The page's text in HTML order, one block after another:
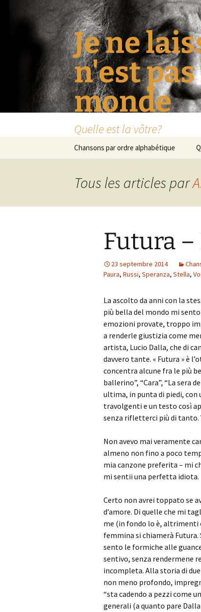
Je ne
n'est
monde
Quelle est la vôtre?
Chansons par ordre alphabétique
Tous les articles par
Futura
23 septembre 2014
Paura, Russi, Speranza, Stella,
La ascolto da anni con la
più bella del mondo mi
emozioni provate, troppo
a renderle giustizia come
artista, Lucio Dalla, che di
davvero tante. « Futura » è
concentra alcune fra le più
ballerino”, “Cara”, “La sera
ultima, in punta di piedi, con
travolgenti e un testo così
senza rifletterci più di tanto.
Non avevo mai veramente
almeno non fino a poco
mia canzone preferita – mi
mi sentii una perfetta idiota.
Certo non avrei toppato se
d’amore. Di quelle che mi
me (in fondo lo è, altrimenti
femmina si chiamerà
sento le formiche alle
sentivo, senza rendermene
incompleta. Alla storia di
non meno profondo,
“sta cadendo a pezzi come
generali (a quanto pare